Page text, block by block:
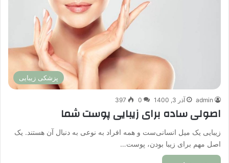
پزشکی زیبایی
admin آذر 3, 1400 0
397
اصولی ساده برای زیبایی پوست شما
زیبایی یک میل انسانی‌ست و همه افراد به نوعی به دنبال آن هستند. یک
اصل مهم برای زیبا بودن، پوست…